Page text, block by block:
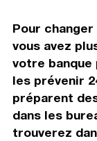
Pour
vous avez
votre banque
les prévenir
préparent
dans les
trouverez